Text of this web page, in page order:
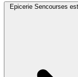
Epicerie Sencourses